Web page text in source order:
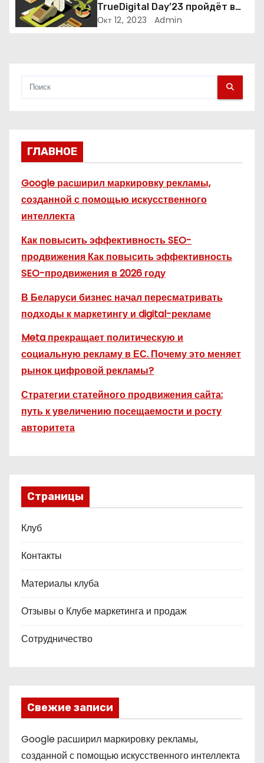
с
TrueDigital Day’23 пройдёт в
сентябре: рассказываем о ней
Окт 12, 2023 Admin
ГЛАВНОЕ
Google расширил маркировку рекламы,
созданной с помощью искусственного
интеллекта
Как повысить эффективность SEO-
продвижения Как повысить эффективность
SEO-продвижения в 2026 году
В Беларуси бизнес начал пересматривать
подходы к маркетингу и digital-рекламе
Meta прекращает политическую и
социальную рекламу в ЕС. Почему это меняет
рынок цифровой рекламы?
Стратегии статейного продвижения сайта:
путь к увеличению посещаемости и росту
авторитета
Страницы
Клуб
Контакты
Материалы клуба
Отзывы о Клубе маркетинга и продаж
Сотрудничество
Свежие записи
Google расширил маркировку рекламы,
созданной с помощью искусственного интеллекта